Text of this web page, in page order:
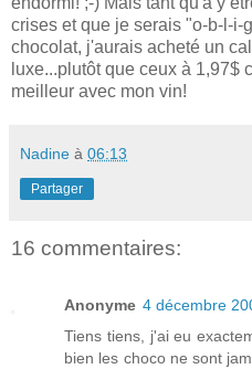
crises et que je serais "o-b-l-i-
chocolat, j'aurais acheté un
luxe...plutôt que ceux à 1,97$
meilleur avec mon vin!
Nadine à 06:13
Partager
16 commentaires:
Anonyme 4 décembre
Tiens tiens, j'ai eu
bien les choco ne sont